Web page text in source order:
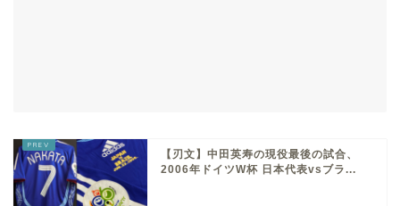
【刃文】中田英寿の現役最後の試合、
2006年ドイツW杯 日本代表vsブラ...